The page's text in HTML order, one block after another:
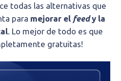
todas las alternativas que
para mejorar el feedy la
. Lo mejor de todo es que
gratuitas!